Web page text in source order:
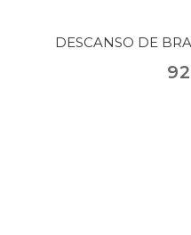
DESCANSO DE
92